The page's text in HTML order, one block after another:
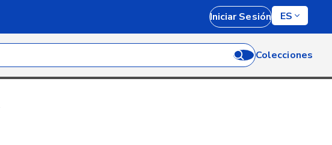
Iniciar Sesión ES
Colecciones